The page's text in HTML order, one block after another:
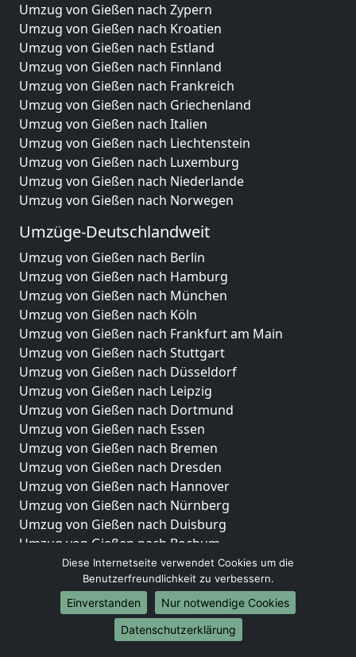
Umzug von Gießen nach Zypern
Umzug von Gießen nach Kroatien
Umzug von Gießen nach Estland
Umzug von Gießen nach Finnland
Umzug von Gießen nach Frankreich
Umzug von Gießen nach Griechenland
Umzug von Gießen nach Italien
Umzug von Gießen nach Liechtenstein
Umzug von Gießen nach Luxemburg
Umzug von Gießen nach Niederlande
Umzug von Gießen nach Norwegen
Umzüge-Deutschlandweit
Umzug von Gießen nach Berlin
Umzug von Gießen nach Hamburg
Umzug von Gießen nach München
Umzug von Gießen nach Köln
Umzug von Gießen nach Frankfurt am Main
Umzug von Gießen nach Stuttgart
Umzug von Gießen nach Düsseldorf
Umzug von Gießen nach Leipzig
Umzug von Gießen nach Dortmund
Umzug von Gießen nach Essen
Umzug von Gießen nach Bremen
Umzug von Gießen nach Dresden
Umzug von Gießen nach Hannover
Umzug von Gießen nach Nürnberg
Umzug von Gießen nach Duisburg
Umzug von Gießen nach Bochum
Umzug von Gießen nach Wuppertal
Umzug von Gießen nach Bielefeld
Umzug von Gießen nach Bonn
Umzug von Gießen nach Münster
Diese Internetseite verwendet Cookies um die
Benutzerfreundlichkeit zu verbessern.
Einverstanden
Nur notwendige Cookies
Datenschutzerklärung